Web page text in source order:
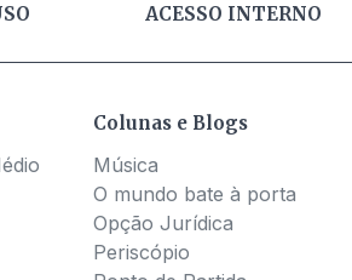
ACESSO INTERNO
Colunas e Blogs
Música
O mundo bate à porta
Opção Jurídica
Periscópio